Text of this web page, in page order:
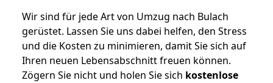
Wir sind für jede Art von Umzug nach Bulach
gerüstet. Lassen Sie uns dabei helfen, den Stress
und die Kosten zu minimieren, damit Sie sich auf
Ihren neuen Lebensabschnitt freuen können.
Zögern Sie nicht und holen Sie sich kostenlose